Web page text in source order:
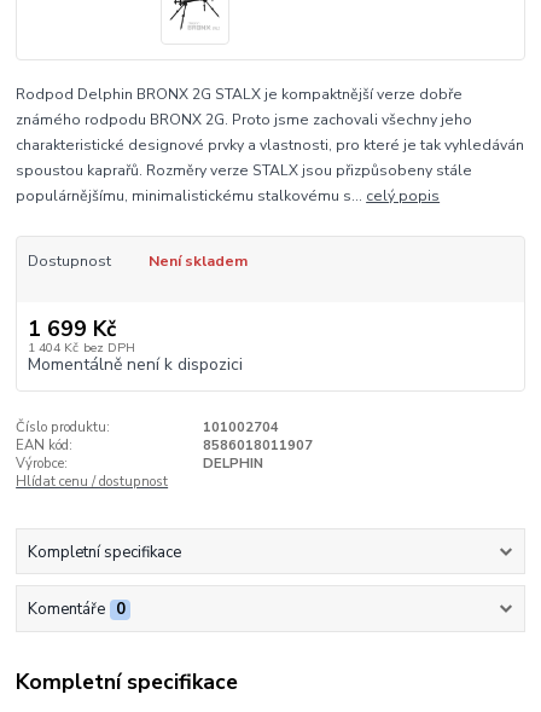
Rodpod Delphin BRONX 2G STALX je kompaktnější verze dobře
známého rodpodu BRONX 2G. Proto jsme zachovali všechny jeho
charakteristické designové prvky a vlastnosti, pro které je tak vyhledáván
spoustou kaprařů. Rozměry verze STALX jsou přizpůsobeny stále
populárnějšímu, minimalistickému stalkovému s... celý popis
Dostupnost Není skladem
1 699 Kč
1 404 Kč bez DPH
Momentálně není k dispozici
Číslo produktu:
101002704
EAN kód:
8586018011907
Výrobce:
DELPHIN
Hlídat cenu / dostupnost
Kompletní specifikace
Komentáře 0
Kompletní specifikace